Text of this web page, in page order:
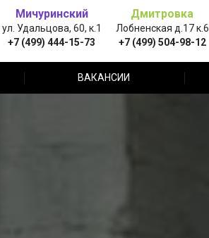
Мичуринский
ул. Удальцова, 60, к.1
+7 (499) 444-15-73
Дмитровка
Лобненская д.17 к.6
+7 (499) 504-98-12
ВАКАНСИИ